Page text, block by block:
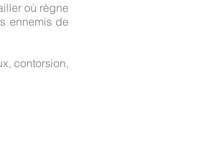
où règne
ennemis de
contorsion,